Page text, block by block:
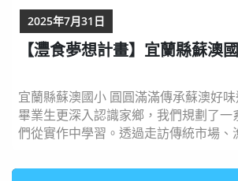
【灃食夢想計畫】宜蘭縣蘇澳
宜蘭縣蘇澳國小 圓圓滿滿傳承蘇澳好
畢業生更深入認識家鄉，我們規劃了一
們從實作中學習。透過走訪傳統市場、
進對蘇澳飲食文化的了解，更培養對家
2025年7月31日